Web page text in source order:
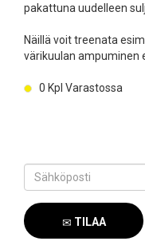
pakattuna uudelleen
Näillä voit treenata
värikuulan ampuminen
0 Kpl Varastossa
TILAA